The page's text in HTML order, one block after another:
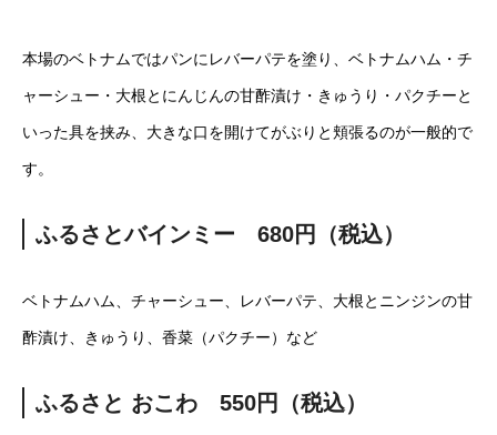
本場のベトナムではパンにレバーパテを塗り、ベトナムハム・チ
ャーシュー・大根とにんじんの甘酢漬け・きゅうり・パクチーと
いった具を挟み、大きな口を開けてがぶりと頬張るのが一般的で
す。
ふるさとバインミー 680円（税込）
ベトナムハム、チャーシュー、レバーパテ、大根とニンジンの甘
酢漬け、きゅうり、香菜（パクチー）など
ふるさと おこわ 550円（税込）